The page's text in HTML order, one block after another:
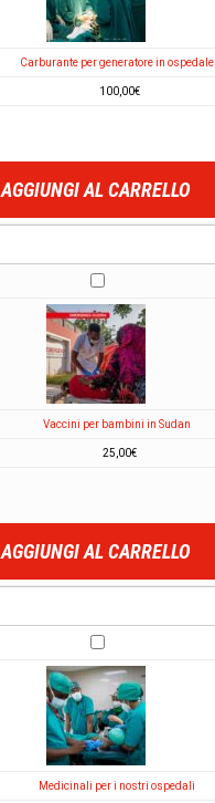
Carburante per generatore in ospedale
100,00€
AGGIUNGI AL CARRELLO
Vaccini per bambini in Sudan
25,00€
AGGIUNGI AL CARRELLO
Medicinali per i nostri ospedali